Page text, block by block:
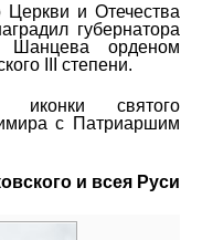
и Отечества
губернатора
Шанцева орденом
III степени.
святого
с Патриаршим
и всея Руси